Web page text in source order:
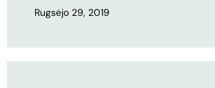
Rugsėjo 29, 2019